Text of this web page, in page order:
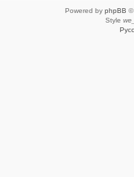
Powered by phpBB ©
Style